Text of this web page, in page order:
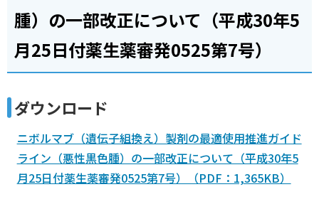
腫）の一部改正について（平成30年5
月25日付薬生薬審発0525第7号）
ダウンロード
ニボルマブ（遺伝子組換え）製剤の最適使用推進ガイド
ライン（悪性黒色腫）の一部改正について（平成30年5
月25日付薬生薬審発0525第7号）（PDF：1,365KB）